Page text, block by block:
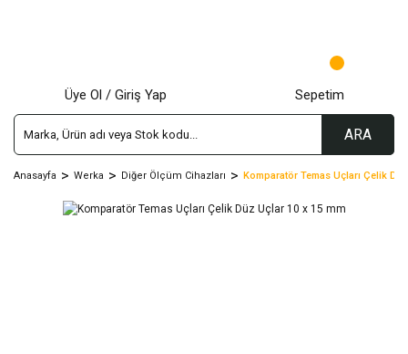
ARA
Üye Ol / Giriş Yap Sepetim
Anasayfa Werka Diğer Ölçüm Cihazları Komparatör Temas Uçları Çelik